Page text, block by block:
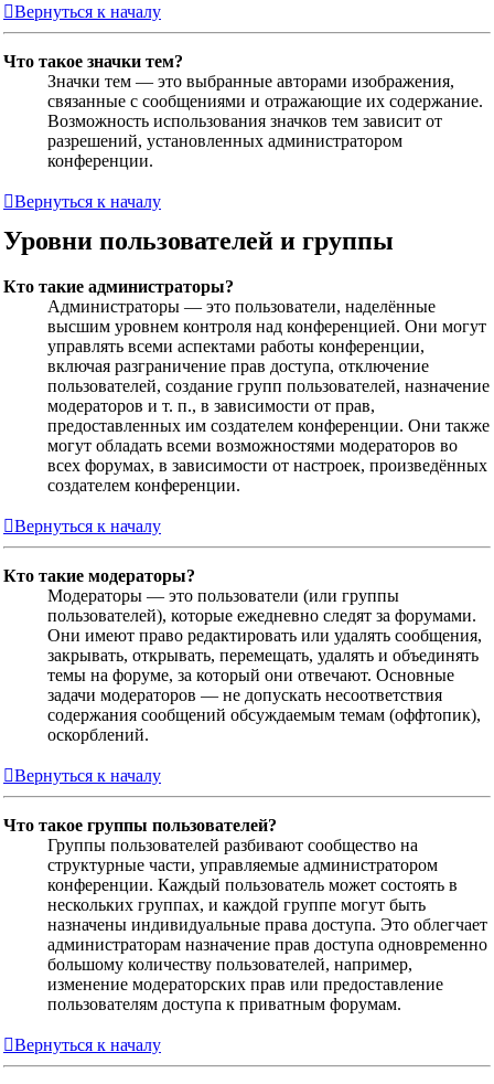
Вернуться к началу
Что такое значки тем?
Значки тем — это выбранные авторами изображения,
связанные с сообщениями и отражающие их содержание.
Возможность использования значков тем зависит от
разрешений, установленных администратором
конференции.
Вернуться к началу
Уровни пользователей и группы
Кто такие администраторы?
Администраторы — это пользователи, наделённые
высшим уровнем контроля над конференцией. Они могут
управлять всеми аспектами работы конференции,
включая разграничение прав доступа, отключение
пользователей, создание групп пользователей, назначение
модераторов и т. п., в зависимости от прав,
предоставленных им создателем конференции. Они также
могут обладать всеми возможностями модераторов во
всех форумах, в зависимости от настроек, произведённых
создателем конференции.
Вернуться к началу
Кто такие модераторы?
Модераторы — это пользователи (или группы
пользователей), которые ежедневно следят за форумами.
Они имеют право редактировать или удалять сообщения,
закрывать, открывать, перемещать, удалять и объединять
темы на форуме, за который они отвечают. Основные
задачи модераторов — не допускать несоответствия
содержания сообщений обсуждаемым темам (оффтопик),
оскорблений.
Вернуться к началу
Что такое группы пользователей?
Группы пользователей разбивают сообщество на
структурные части, управляемые администратором
конференции. Каждый пользователь может состоять в
нескольких группах, и каждой группе могут быть
назначены индивидуальные права доступа. Это облегчает
администраторам назначение прав доступа одновременно
большому количеству пользователей, например,
изменение модераторских прав или предоставление
пользователям доступа к приватным форумам.
Вернуться к началу